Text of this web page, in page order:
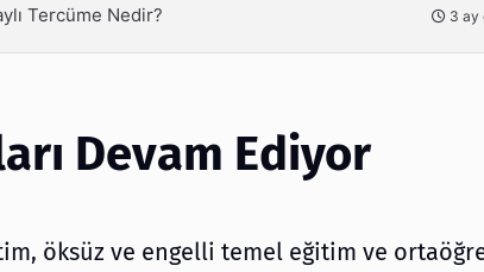
Arama
Edilir? 4 ay
Devam Ediyor
öksüz ve engelli temel eğitim ve